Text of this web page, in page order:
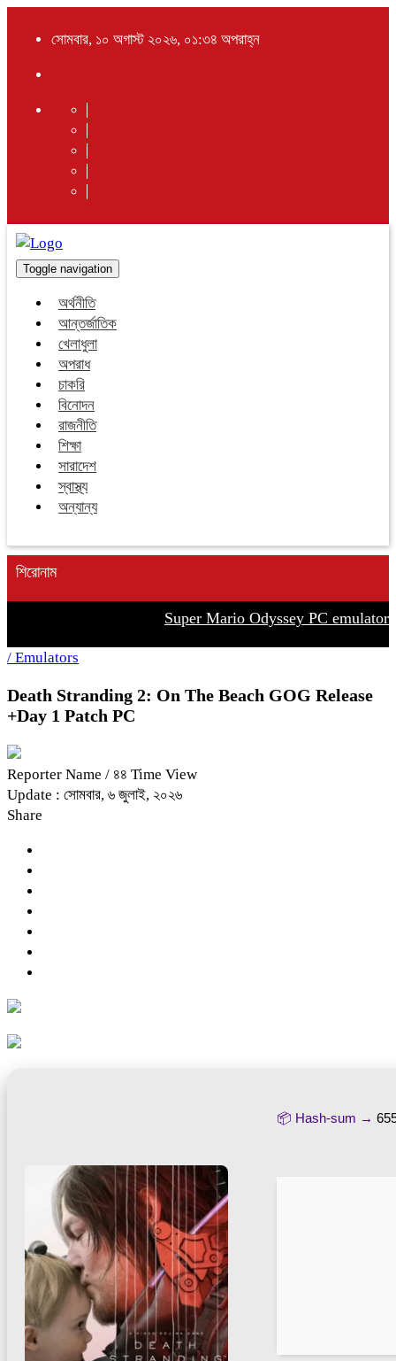
সোমবার, ১০ অগাস্ট ২০২৬, ০১:৩৪ অপরাহ্ন
Toggle navigation
অর্থনীতি
আন্তর্জাতিক
খেলাধুলা
অপরাধ
চাকরি
বিনোদন
রাজনীতি
শিক্ষা
সারাদেশ
স্বাস্থ্য
অন্যান্য
শিরোনাম
Super Mario Odyssey PC emulator
/ Emulators
Death Stranding 2: On The Beach GOG Release
+Day 1 Patch PC
Reporter Name / ৪৪ Time View
Update : সোমবার, ৬ জুলাই, ২০২৬
Share
📦 Hash-sum →